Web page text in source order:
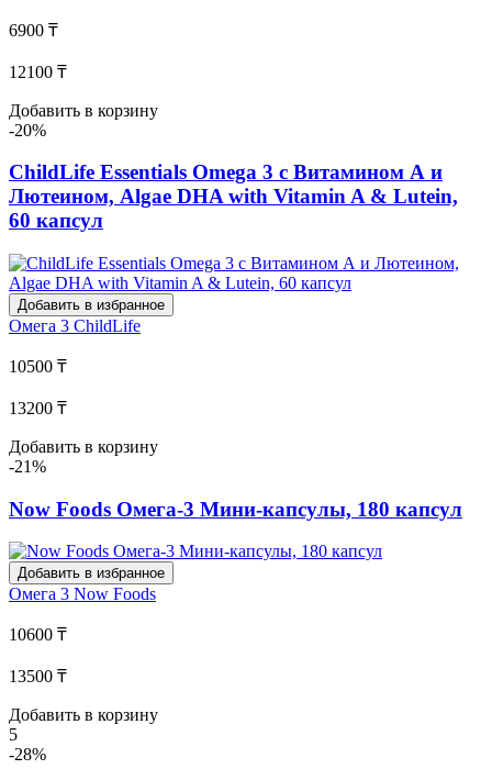
6900 ₸
12100 ₸
Добавить в корзину
-20%
ChildLife Essentials Omega 3 с Витамином А и
Лютеином, Algae DHA with Vitamin A & Lutein,
60 капсул
Добавить в избранное
Омега 3 ChildLife
10500 ₸
13200 ₸
Добавить в корзину
-21%
Now Foods Омега-3 Мини-капсулы, 180 капсул
Добавить в избранное
Омега 3 Now Foods
10600 ₸
13500 ₸
Добавить в корзину
5
-28%